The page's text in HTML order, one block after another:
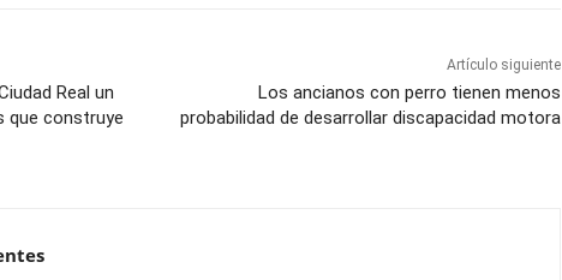
Real un
que construye
Artículo siguiente
Los ancianos con perro tienen menos
probabilidad de desarrollar discapacidad motora